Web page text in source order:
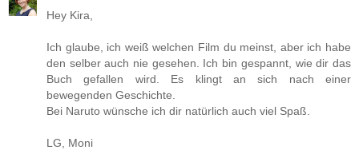
Hey Kira,
Ich glaube, ich weiß welchen Film du meinst, aber ich habe
den selber auch nie gesehen. Ich bin gespannt, wie dir das
Buch gefallen wird. Es klingt an sich nach einer
bewegenden Geschichte.
Bei Naruto wünsche ich dir natürlich auch viel Spaß.
LG, Moni